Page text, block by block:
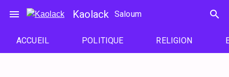
menu Kaolack Saloum search
ACCUEIL POLITIQUE RELIGION